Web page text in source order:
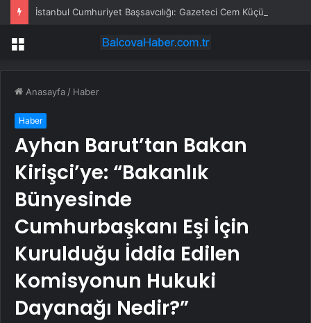
Menü
Anasayfa / Haber
Haber
Ayhan Barut’tan Bakan
Kirişci’ye: “Bakanlık
Bünyesinde
Cumhurbaşkanı Eşi İçin
Kurulduğu İddia Edilen
Komisyonun Hukuki
Dayanağı Nedir?”